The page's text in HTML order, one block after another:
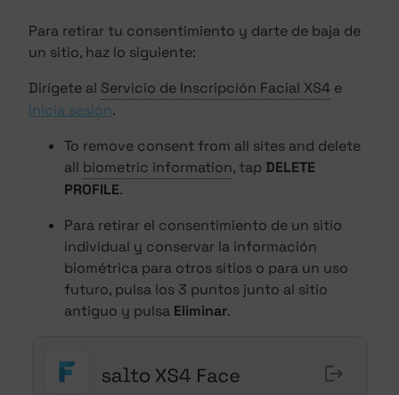
Para retirar tu consentimiento y darte de baja de
un sitio, haz lo siguiente:
Dirígete al Servicio de Inscripción Facial XS4 e
inicia sesión.
To remove consent from all sites and delete
all biometric information, tap DELETE
PROFILE.
Para retirar el consentimiento de un sitio
individual y conservar la información
biométrica para otros sitios o para un uso
futuro, pulsa los 3 puntos junto al sitio
antiguo y pulsa Eliminar.